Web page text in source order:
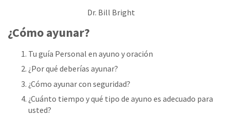
Dr. Bill Bright
¿Cómo ayunar?
Tu guía Personal en ayuno y oración
¿Por qué deberías ayunar?
¿Cómo ayunar con seguridad?
¿Cuánto tiempo y qué tipo de ayuno es adecuado para
usted?